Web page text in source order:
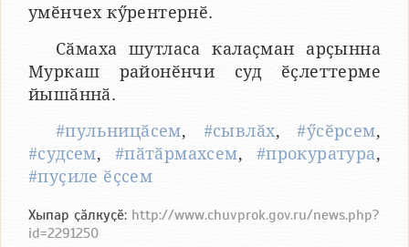
умӗнчех кӳрентернӗ.
Сӑмаха шутласа калаҫман арҫынна
Муркаш районӗнчи суд ӗҫлеттерме
йышӑннӑ.
#пульницӑсем, #сывлӑх,#ӳсӗрсем,
#судсем, #пӑтӑрмахсем, #прокуратура,
#пуҫиле ӗҫсем
Хыпар ҫӑлкуҫӗ: http://www.chuvprok.gov.ru/news.php?
id=2291250